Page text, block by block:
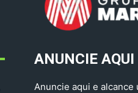
ANUNCIE AQUI
Anuncie aqui e alcance